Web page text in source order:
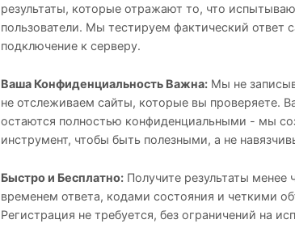
результаты, которые отражают то, что
пользователи. Мы тестируем фактический ответ
подключение к серверу.
Ваша Конфиденциальность Важна: Мы не
не отслеживаем сайты, которые вы проверяете.
остаются полностью конфиденциальными - мы
инструмент, чтобы быть полезными, а не
Быстро и Бесплатно: Получите результаты менее
временем ответа, кодами состояния и четкими
Регистрация не требуется, без ограничений на